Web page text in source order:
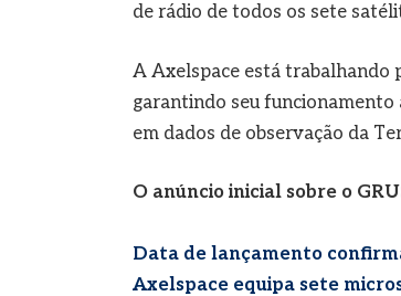
de rádio de todos os sete
A Axelspace está trabalhando
garantindo seu funcionamento
em dados de observação da
O anúncio inicial sobre o
Data de lançamento
Axelspace equipa sete